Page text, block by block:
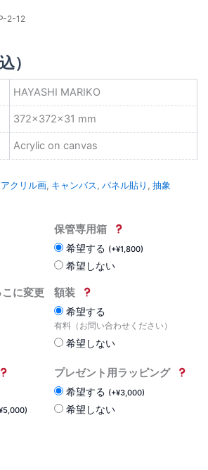
2-12
）
HAYASHI MARIKO
372×372×31 mm
Acrylic on canvas
アクリル画, キャンバス, パネル貼り , 抽象
保管専用箱
希望する (+¥1,800)
希望しない
に変更 額装
希望する
有料（お問い合わせください）
希望しない
5,000)
プレゼント用ラッピング
希望する (+¥3,000)
希望しない